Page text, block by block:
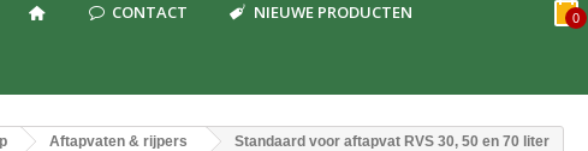
0
CONTACT NIEUWE PRODUCTEN
Aftapvaten & rijpers Standaard voor aftapvat RVS 30, 50 en 70 liter